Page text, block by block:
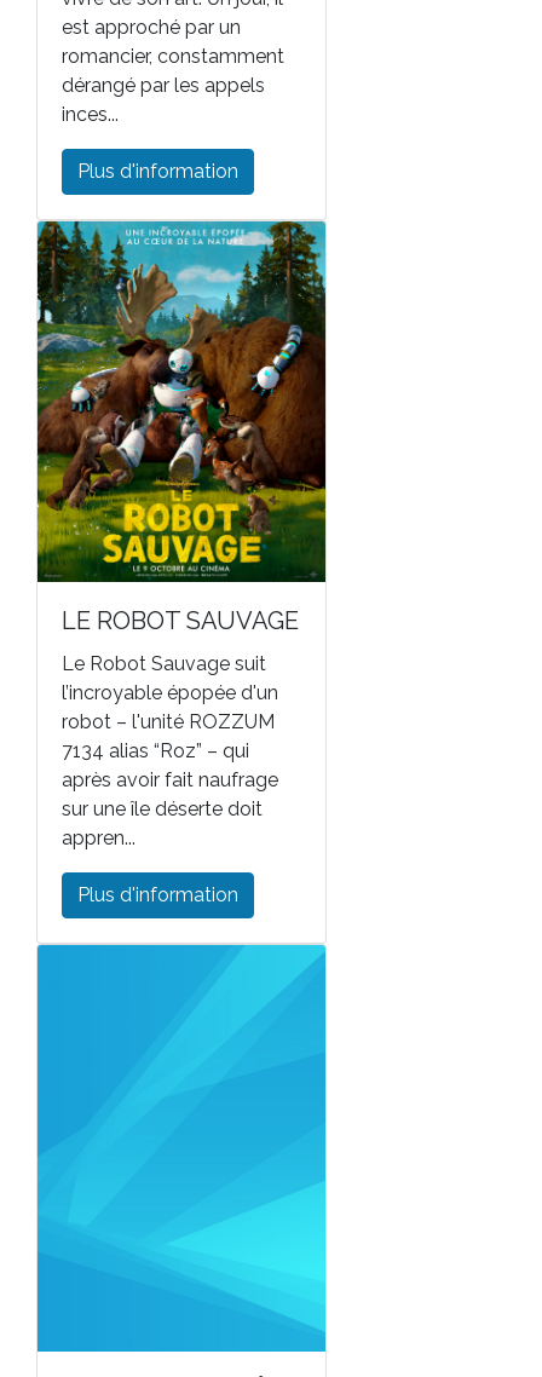
est approché par un
romancier, constamment
dérangé par les appels
inces...
Plus d'information
LE ROBOT SAUVAGE
Le Robot Sauvage suit
l’incroyable épopée d'un
robot – l'unité ROZZUM
7134 alias “Roz” – qui
après avoir fait naufrage
sur une île déserte doit
appren...
Plus d'information